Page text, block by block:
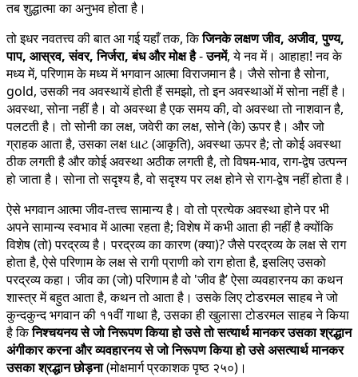
तब शुद्धात्मा का अनुभव होता है।
तो इधर नवतत्त्व की बात आ गई यहाँ तक, किजिनके लक्षण जीव, अजीव, पुण्य,
पाप, आस्रव, संवर, निर्जरा, बंध और मोक्ष है-उनमें, ये नव में। आहाहा! नव के
मध्य में, परिणाम के मध्य में भगवान आत्मा विराजमान है। जैसे सोना है सोना,
gold, उसकी नव अवस्थायें होती हैं समझो, तो इन अवस्थाओं में सोना नहीं है।
अवस्था, सोना नहीं है। वो अवस्था है एक समय की, वो अवस्था तो नाशवान है,
पलटती है। तो सोनी का लक्ष, जवेरी का लक्ष, सोने (के) ऊपर है। और जो
ग्राहक आता है, उसका लक्ष ઘાટ (आकृति), अवस्था ऊपर है; तो कोई अवस्था
ठीक लगती है और कोई अवस्था अठीक लगती है, तो विषम-भाव, राग-द्वेष उत्पन्न
हो जाता है। सोना तो सदृश्य है, वो सदृश्य पर लक्ष होने से राग-द्वेष नहीं होता है।
ऐसे भगवान आत्मा जीव-तत्त्व सामान्य है। वो तो प्रत्येक अवस्था होने पर भी
अपने सामान्य स्वभाव में आत्मा रहता है; विशेष में कभी आता ही नहीं है क्योंकि
विशेष (तो) परद्रव्य है। परद्रव्य का कारण (क्या)? जैसे परद्रव्य के लक्ष से राग
होता है, ऐसे परिणाम के लक्ष से रागी प्राणी को राग होता है, इसलिए उसको
परद्रव्य कहा। जीव का (जो) परिणाम है वो 'जीव है’ ऐसा व्यवहारनय का कथन
शास्त्र में बहुत आता है, कथन तो आता है। उसके लिए टोडरमल साहब ने जो
कुन्दकुन्द भगवान की ११वीं गाथा है, उसका ही खुलासा टोडरमल साहब ने किया
है किनिश्चयनय से जो निरूपण किया हो उसे तो सत्यार्थ मानकर उसका श्रद्धान
अंगीकार करना और व्यवहारनय से जो निरूपण किया हो उसे असत्यार्थ मानकर
उसका श्रद्धान छोड़ना(मोक्षमार्ग प्रकाशक पृष्ठ २५०)।